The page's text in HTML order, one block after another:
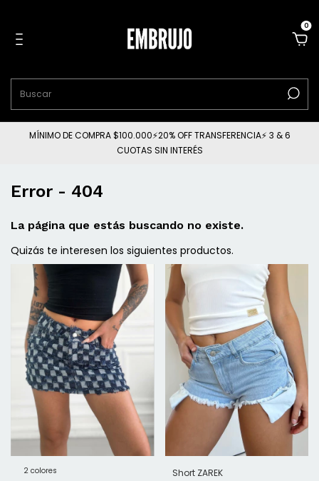
0
MÍNIMO DE COMPRA $100.000⚡20% OFF TRANSFERENCIA⚡ 3 & 6
CUOTAS SIN INTERÉS
Error - 404
La página que estás buscando no existe.
Quizás te interesen los siguientes productos.
2 colores Short ZAREK